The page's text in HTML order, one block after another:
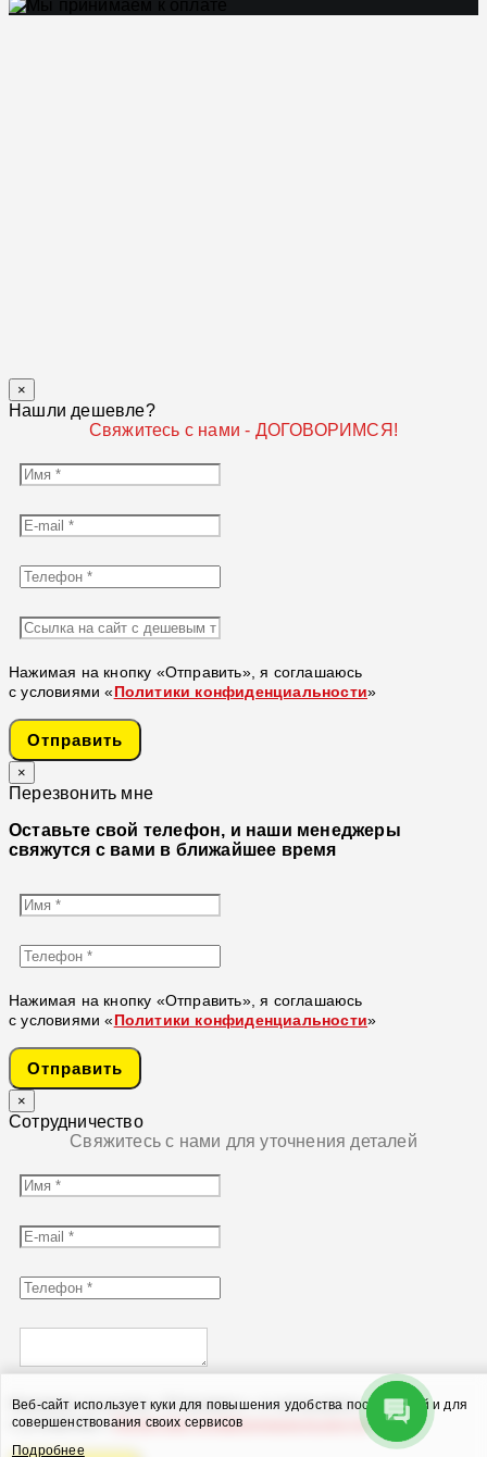
Веб-сайт использует куки для повышения удобства посетителей и для
совершенствования своих сервисов
Подробнее
×
Нашли дешевле?
Свяжитесь с нами - ДОГОВОРИМСЯ!
Нажимая на кнопку «Отправить», я соглашаюсь
с условиями « Политики конфиденциальности»
Отправить
×
Перезвонить мне
Оставьте свой телефон, и наши менеджеры
свяжутся с вами в ближайшее время
Нажимая на кнопку «Отправить», я соглашаюсь
с условиями « Политики конфиденциальности»
Отправить
×
Сотрудничество
Свяжитесь с нами для уточнения деталей
Нажимая на кнопку «Отправить», я соглашаюсь
с условиями «Политики конфиденциальности»